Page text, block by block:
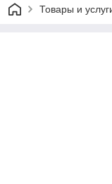
Товары и